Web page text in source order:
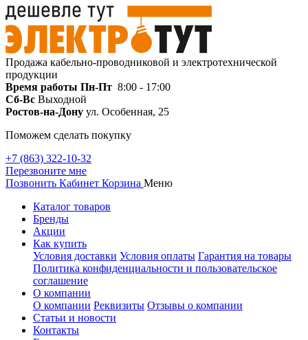
Продажа кабельно-проводниковой и электротехнической
продукции
Время работы Пн-Пт 8:00 - 17:00
Сб-Вс Выходной
Ростов-на-Дону ул. Особенная, 25
Поможем сделать покупку
+7 (863) 322-10-32
Перезвоните мне
Позвонить Кабинет Корзина Меню
Каталог товаров
Бренды
Акции
Как купить
Условия доставки Условия оплаты Гарантия на товары
Политика конфиденциальности и пользовательское
соглашение
О компании
О компании Реквизиты Отзывы о компании
Статьи и новости
Контакты